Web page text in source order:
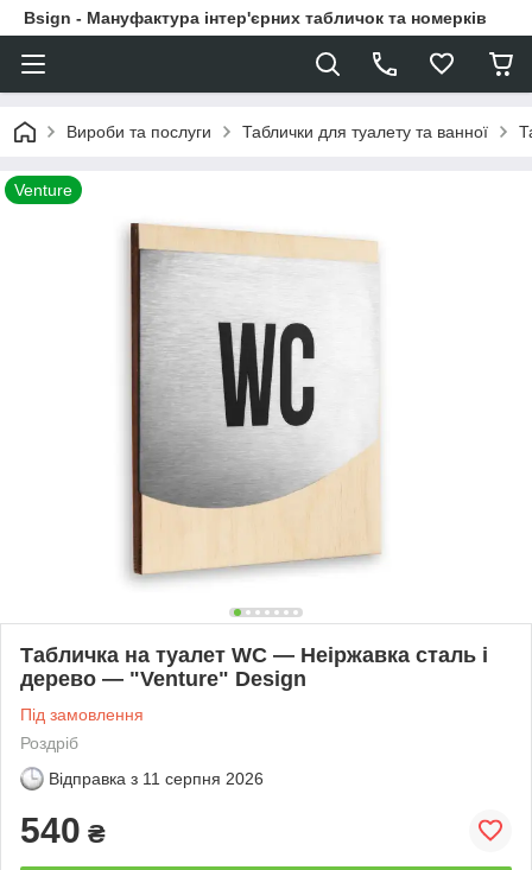
Bsign - Мануфактура інтер'єрних табличок та номерків
Вироби та послуги Таблички для туалету та ванної
Venture
Табличка на туалет WC — Неіржавка сталь і
дерево — "Venture" Design
Під замовлення
Роздріб
Відправка з 11 серпня 2026
540 ₴